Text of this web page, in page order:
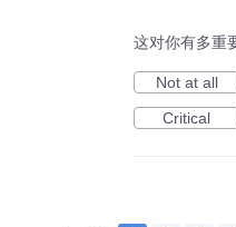
这对你有多重
Not at all
Critical